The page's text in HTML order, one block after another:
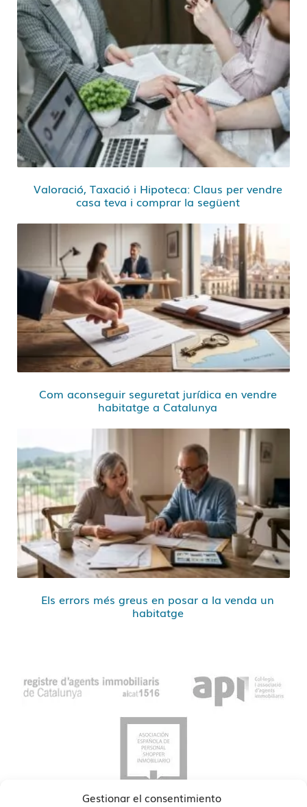
Gestionar el consentimiento
Valoració, Taxació i Hipoteca: Claus per vendre
casa teva i comprar la següent
Com aconseguir seguretat jurídica en vendre
habitatge a Catalunya
Els errors més greus en posar a la venda un
habitatge